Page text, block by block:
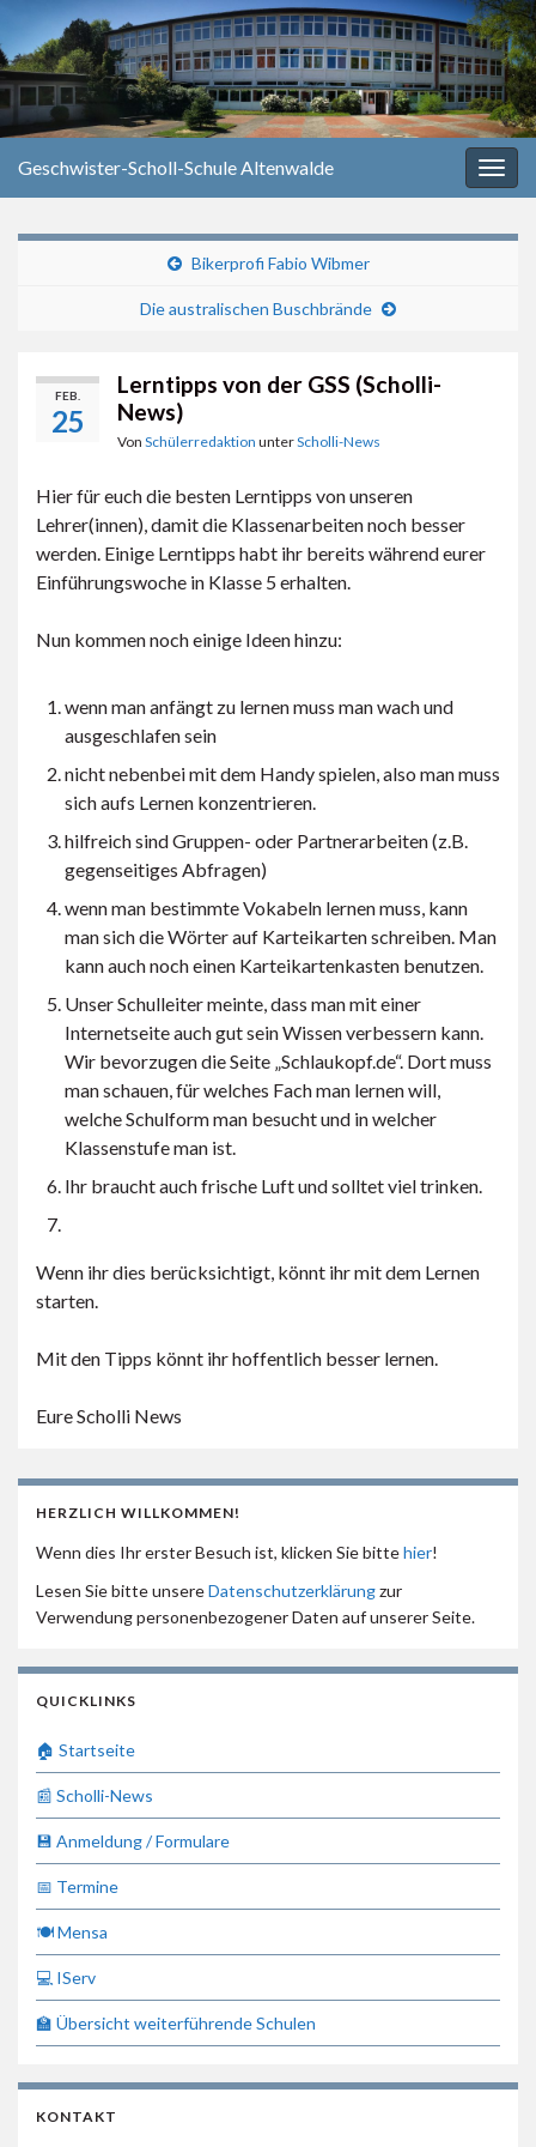
Geschwister-Scholl-Schule Altenwalde
Bikerprofi Fabio Wibmer
Die australischen Buschbrände
FEB.
25
Lerntipps von der GSS (Scholli-
News)
Von Schülerredaktion unterScholli-News
Hier für euch die besten Lerntipps von unseren
Lehrer(innen), damit die Klassenarbeiten noch besser
werden. Einige Lerntipps habt ihr bereits während eurer
Einführungswoche in Klasse 5 erhalten.
Nun kommen noch einige Ideen hinzu:
wenn man anfängt zu lernen muss man wach und
ausgeschlafen sein
nicht nebenbei mit dem Handy spielen, also man muss
sich aufs Lernen konzentrieren.
hilfreich sind Gruppen- oder Partnerarbeiten (z.B.
gegenseitiges Abfragen)
wenn man bestimmte Vokabeln lernen muss, kann
man sich die Wörter auf Karteikarten schreiben. Man
kann auch noch einen Karteikartenkasten benutzen.
Unser Schulleiter meinte, dass man mit einer
Internetseite auch gut sein Wissen verbessern kann.
Wir bevorzugen die Seite „Schlaukopf.de“. Dort muss
man schauen, für welches Fach man lernen will,
welche Schulform man besucht und in welcher
Klassenstufe man ist.
Ihr braucht auch frische Luft und solltet viel trinken.
Wenn ihr dies berücksichtigt, könnt ihr mit dem Lernen
starten.
Mit den Tipps könnt ihr hoffentlich besser lernen.
Eure Scholli News
HERZLICH WILLKOMMEN!
Wenn dies Ihr erster Besuch ist, klicken Sie bittehier!
Lesen Sie bitte unsereDatenschutzerklärungzur
Verwendung personenbezogener Daten auf unserer Seite.
QUICKLINKS
🏠 Startseite
📰 Scholli-News
💾 Anmeldung / Formulare
📅 Termine
🍽 Mensa
💻 IServ
🏫 Übersicht weiterführende Schulen
KONTAKT